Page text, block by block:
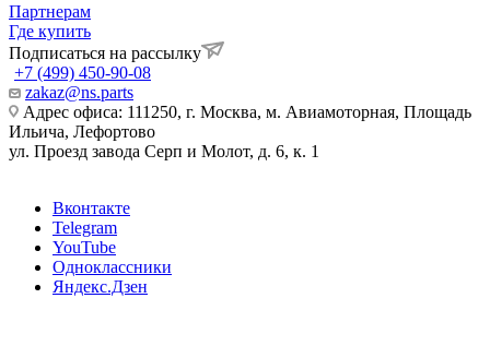
Партнерам
Где купить
Подписаться на рассылку
+7 (499) 450-90-08
zakaz@ns.parts
Адрес офиса: 111250, г. Москва, м. Авиамоторная, Площадь
Ильича, Лефортово
ул. Проезд завода Серп и Молот, д. 6, к. 1
Вконтакте
Telegram
YouTube
Одноклассники
Яндекс.Дзен